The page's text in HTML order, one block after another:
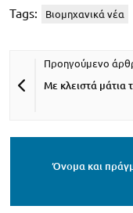
Tags: Βιομηχανικά νέα
Με κλειστά μάτια
Όνομα και